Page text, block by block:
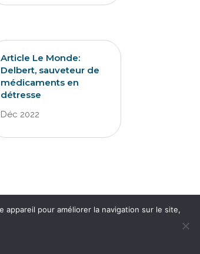
Article Le Monde:
Delbert, sauveteur de
médicaments en
détresse
Déc 2022
pour améliorer la navigation sur le site,